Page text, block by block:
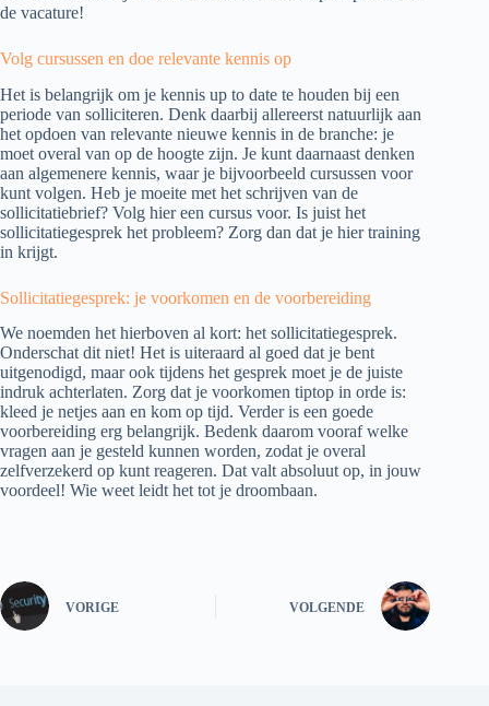
de vacature!
Volg cursussen en doe relevante kennis op
Het is belangrijk om je kennis up to date te houden bij een
periode van solliciteren. Denk daarbij allereerst natuurlijk aan
het opdoen van relevante nieuwe kennis in de branche: je
moet overal van op de hoogte zijn. Je kunt daarnaast denken
aan algemenere kennis, waar je bijvoorbeeld cursussen voor
kunt volgen. Heb je moeite met het schrijven van de
sollicitatiebrief? Volg hier een cursus voor. Is juist het
sollicitatiegesprek het probleem? Zorg dan dat je hier training
in krijgt.
Sollicitatiegesprek: je voorkomen en de voorbereiding
We noemden het hierboven al kort: het sollicitatiegesprek.
Onderschat dit niet! Het is uiteraard al goed dat je bent
uitgenodigd, maar ook tijdens het gesprek moet je de juiste
indruk achterlaten. Zorg dat je voorkomen tiptop in orde is:
kleed je netjes aan en kom op tijd. Verder is een goede
voorbereiding erg belangrijk. Bedenk daarom vooraf welke
vragen aan je gesteld kunnen worden, zodat je overal
zelfverzekerd op kunt reageren. Dat valt absoluut op, in jouw
voordeel! Wie weet leidt het tot je droombaan.
VORIGE VOLGENDE